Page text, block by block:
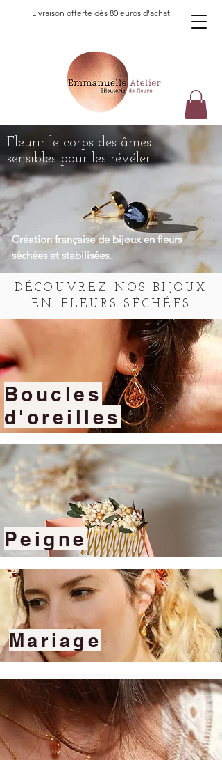
Livraison offerte dès 80 euros d'achat
Fleurir le corps des âmes
sensibles pour les révéler
Création française de bijoux en fleurs
séchées et stabilisées.
DÉCOUVREZ NOS BIJOUX
EN FLEURS SÉCHÉES
Boucles
d'oreilles
Peigne
Mariage